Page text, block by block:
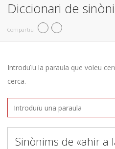
Diccionari de
Compartiu
Introduïu la paraula que voleu
cerca.
Sinònims de «ahir a